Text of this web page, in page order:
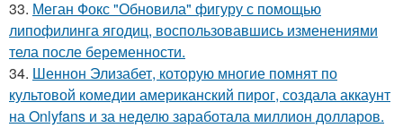
33. Меган Фокс "Обновила" фигуру с помощью
липофилинга ягодиц, воспользовавшись изменениями
тела после беременности.
34. Шеннон Элизабет, которую многие помнят по
культовой комедии американский пирог, создала аккаунт
на Onlyfans и за неделю заработала миллион долларов.